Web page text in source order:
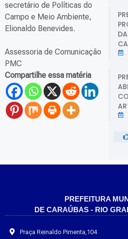
secretário de Políticas do
Campo e Meio Ambiente,
Elionaldo Benevides.
Assessoria de Comunicação
PMC
Compartilhe essa matéria
PREFEITURA
DE CARAÚBAS - RIO
Praça Reinaldo Pimenta,104